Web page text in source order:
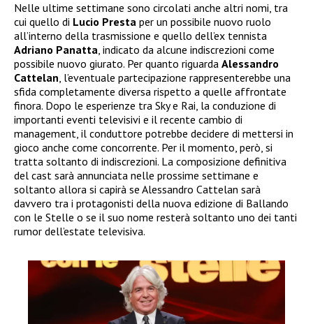
Nelle ultime settimane sono circolati anche altri nomi, tra
cui quello di Lucio Presta per un possibile nuovo ruolo
all’interno della trasmissione e quello dell’ex tennista
Adriano Panatta, indicato da alcune indiscrezioni come
possibile nuovo giurato. Per quanto riguarda Alessandro
Cattelan, l’eventuale partecipazione rappresenterebbe una
sfida completamente diversa rispetto a quelle affrontate
finora. Dopo le esperienze tra Sky e Rai, la conduzione di
importanti eventi televisivi e il recente cambio di
management, il conduttore potrebbe decidere di mettersi in
gioco anche come concorrente. Per il momento, però, si
tratta soltanto di indiscrezioni. La composizione definitiva
del cast sarà annunciata nelle prossime settimane e
soltanto allora si capirà se Alessandro Cattelan sarà
davvero tra i protagonisti della nuova edizione di Ballando
con le Stelle o se il suo nome resterà soltanto uno dei tanti
rumor dell’estate televisiva.